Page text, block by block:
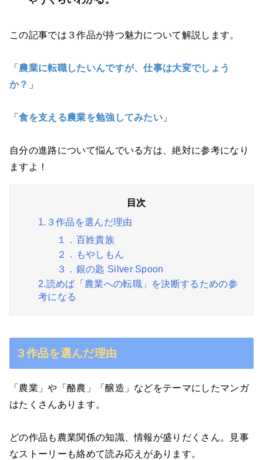
この記事では３作品が持つ魅力について解説します。
「 農業に転職したいんですが、仕事は大変でしょう
か？ 」
「食を支える農業を勉強してみたい 」
自分の進路について悩んでいる方は、絶対に参考になり
ますよ！
1.３作品を選んだ理由
１．百姓貴族
２．もやしもん
３．銀の匙 Silver Spoon
2.読めば「農業への転職」を決断するための参
考になる
３作品を選んだ理由
「農業」や「酪農」「醸造」などをテーマにしたマンガ
はたくさんあります。
どの作品も農業関係の知識、情報が盛りだくさん。見事
なストーリーも絡めて読み応えがあります。